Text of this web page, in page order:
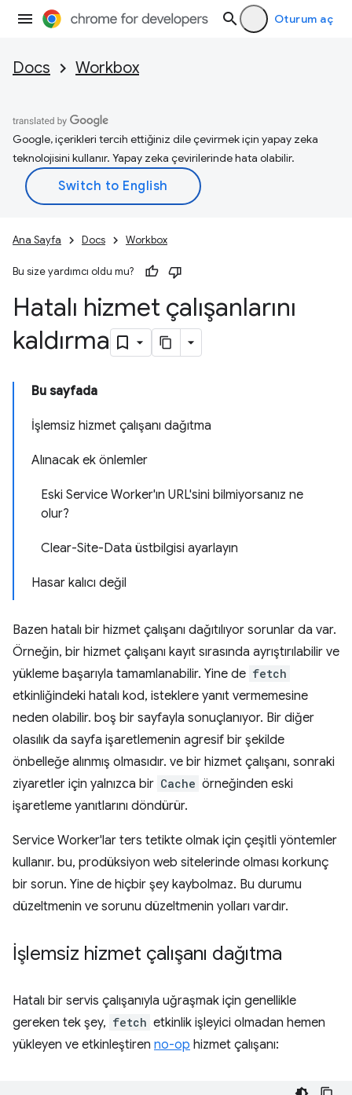
Oturum aç
Docs Workbox
Google, içerikleri tercih ettiğiniz dile çevirmek için yapay zeka
teknolojisini kullanır. Yapay zeka çevirilerinde hata olabilir.
Ana Sayfa Docs Workbox
Bu size yardımcı oldu mu?
Hatalı hizmet çalışanlarını
kaldırma
Bu sayfada
İşlemsiz hizmet çalışanı dağıtma
Alınacak ek önlemler
Eski Service Worker'ın URL'sini bilmiyorsanız ne
olur?
Clear-Site-Data üstbilgisi ayarlayın
Hasar kalıcı değil
Bazen hatalı bir hizmet çalışanı dağıtılıyor sorunlar da var.
Örneğin, bir hizmet çalışanı kayıt sırasında ayrıştırılabilir ve
yükleme başarıyla tamamlanabilir. Yine de fetch
etkinliğindeki hatalı kod, isteklere yanıt vermemesine
neden olabilir. boş bir sayfayla sonuçlanıyor. Bir diğer
olasılık da sayfa işaretlemenin agresif bir şekilde
önbelleğe alınmış olmasıdır. ve bir hizmet çalışanı, sonraki
ziyaretler için yalnızca bir Cache örneğinden eski
işaretleme yanıtlarını döndürür.
Service Worker'lar ters tetikte olmak için çeşitli yöntemler
kullanır. bu, prodüksiyon web sitelerinde olması korkunç
bir sorun. Yine de hiçbir şey kaybolmaz. Bu durumu
düzeltmenin ve sorunu düzeltmenin yolları vardır.
İşlemsiz hizmet çalışanı dağıtma
Hatalı bir servis çalışanıyla uğraşmak için genellikle
gereken tek şey, fetch etkinlik işleyici olmadan hemen
yükleyen ve etkinleştiren no-op hizmet çalışanı: